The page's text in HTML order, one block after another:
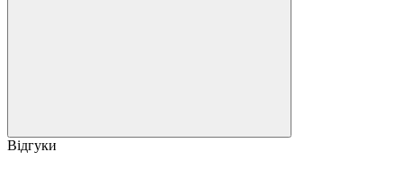
Відгуки